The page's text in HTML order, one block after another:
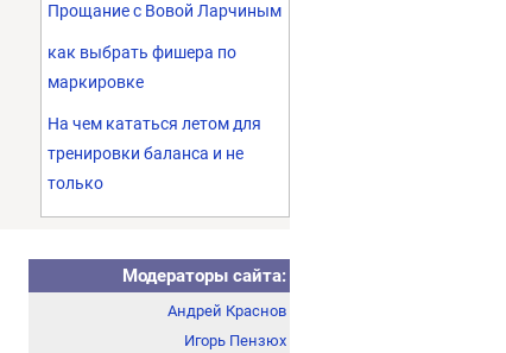
Прощание с Вовой Ларчиным
как выбрать фишера по
маркировке
На чем кататься летом для
тренировки баланса и не
только
Модераторы сайта:
Андрей Краснов
Игорь Пензюх